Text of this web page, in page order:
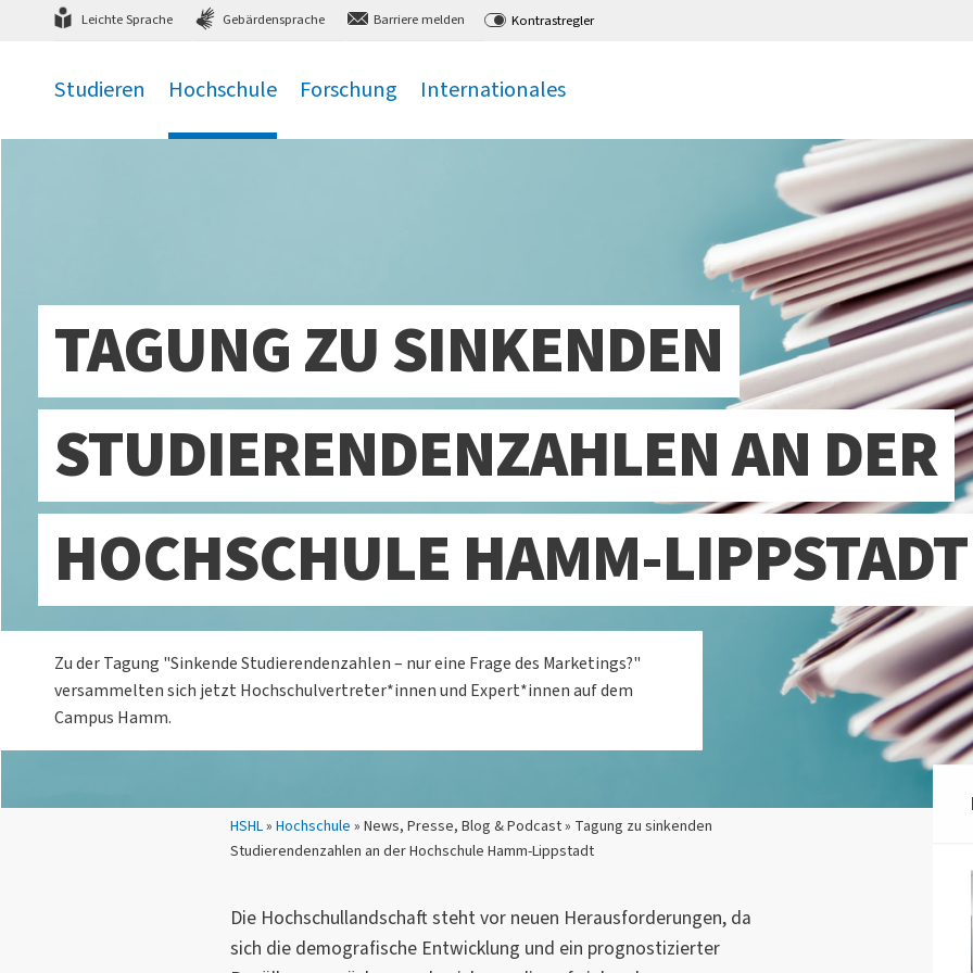
zum Hauptmenü zum Inhalt,
Leichte Sprache Gebärdensprache Barriere melden Kontrastregler
Studieren Hochschule Forschung Internationales
Sie sind hier:
HSHL» Hochschule » News, Presse, Blog & Podcast » Tagung zu sinkenden
Studierendenzahlen an der Hochschule Hamm-Lippstadt
TAGUNG ZU SINKENDEN
STUDIERENDENZAHLEN AN DER
HOCHSCHULE HAMM-LIPPSTADT
Zu der Tagung "Sinkende Studierendenzahlen – nur eine Frage des Marketings?"
versammelten sich jetzt Hochschulvertreter*innen und Expert*innen auf dem
Campus Hamm.
Die Hochschullandschaft steht vor neuen Herausforderungen, da
sich die demografische Entwicklung und ein prognostizierter